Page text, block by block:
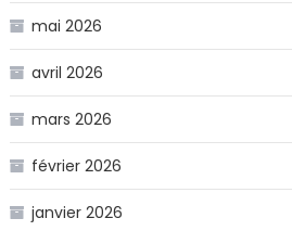
mai 2026
avril 2026
mars 2026
février 2026
janvier 2026